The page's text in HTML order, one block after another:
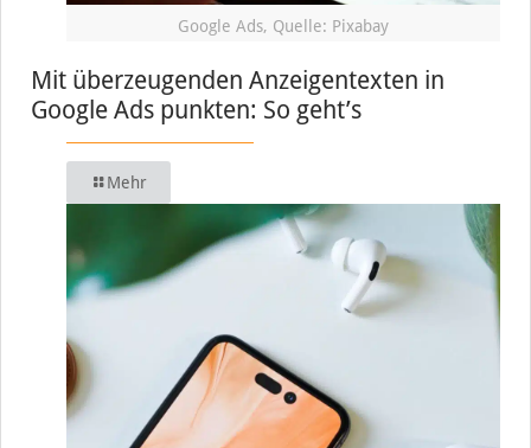
Google Ads, Quelle: Pixabay
Mit überzeugenden Anzeigentexten in
Google Ads punkten: So geht’s
Mehr